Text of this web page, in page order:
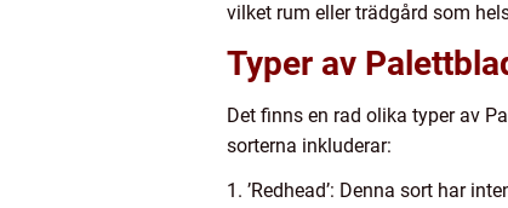
vilket rum eller trädgård som
Typer av
Det finns en rad olika typer av
sorterna inkluderar:
1. ’Redhead’: Denna sort har